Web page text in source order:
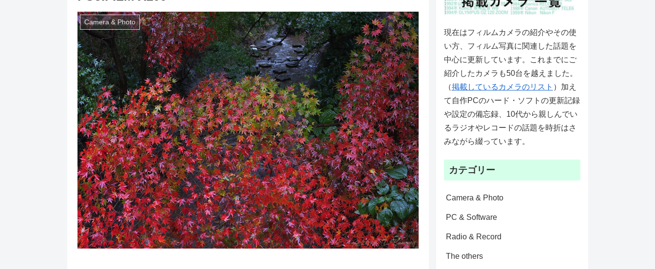
Camera & Photo
現在はフィルムカメラの紹介やその使
い方、フィルム写真に関連した話題を
中心に更新しています。これまでにご
紹介したカメラも50台を越えました。
（掲載しているカメラのリスト ）加え
て自作PCのハード・ソフトの更新記録
や設定の備忘録、10代から親しんでい
るラジオやレコードの話題を時折はさ
みながら綴っています。
カテゴリー
Camera & Photo
PC & Software
Radio & Record
The others